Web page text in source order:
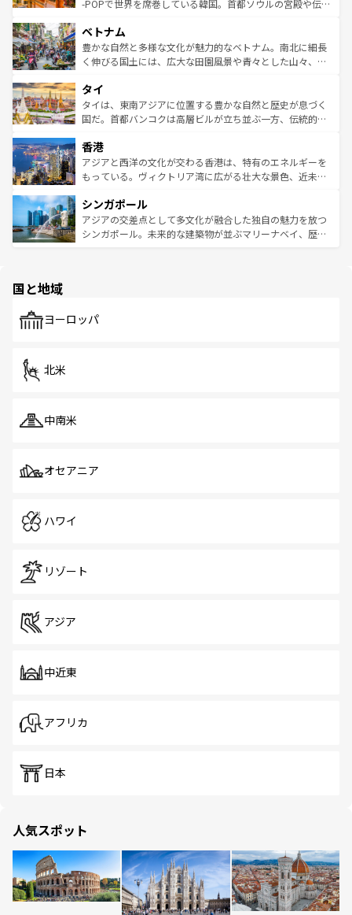
参照してほしい。
驚きをもたらしてくれる。また、奥深い台湾の食文化も魅
容にもいいと評判のスイーツなど、バラエティ豊かな料理
が味わえる。 なお、新着の台湾情報は コンテンツ一覧を参
照してほしい。
-POPで世界を席巻している韓国。首都ソウルの宮殿や伝統
き、地方に足を延ばせば四季折々の自然美を楽しむことが
できる。そして、キムチや焼肉、絶品のストリートフード
まで、さまざまな韓国料理が待っている。夜には、韓国な
リティに包まれながら、韓国の多彩な魅力を心ゆくまで味
わってみてほしい。 なお、新着の韓国情報はコンテンツ一
覧を参照してほしい。
ベトナム
豊かな自然と多様な文化が魅力的なベトナム。南北に細長
く伸びる国土には、広大な田園風景や青々とした山々、世
急速な発展と共に伝統が息づく。ハノイの古い町並みやホ
ーチミン市のフランス統治時代の建物も、独特の雰囲気を
醸し出している。また、バラエティの豊かさとおいしさで
とつ。フォーやバインミー、ベトナムコーヒーなどは、ぜ
ひ現地で味わいたい。どの地域を訪れてもあたたかい人々
が旅行者を迎えてくれるので、きっと忘れられない旅にな
参照してほしい。
タイ
タイは、東南アジアに位置する豊かな自然と歴史が息づく
国だ。首都バンコクは高層ビルが立ち並ぶ一方、伝統的な
の活気が交差している。北部ではチェンマイなどの山岳地
帯で自然と触れ合い、南部ではプーケットやクラビの美し
いビーチでリゾート気分を楽しむことができる。タイ料理
激する。気候は一年中温暖で、どの季節にも異なる楽しみ
が待っている。親しみやすいタイの人々、仏教を中心とし
た文化、そして多様な観光資源が、訪れる旅人を魅了し続
香港
アジアと西洋の文化が交わる香港は、特有のエネルギーを
もっている。ヴィクトリア湾に広がる壮大な景色、近未来
み、どこを訪れても感動するはず。観光スポットが密集し
ており、効率よく見どころを回れるのも魅力。息をのむよ
うな絶景から文化的な体験まで、香港を存分に楽しみ尽く
シンガポール
アジアの交差点として多文化が融合した独自の魅力を放つ
シンガポール。未来的な建築物が並ぶマリーナベイ、歴史
で、ホーカーズは地元の風情を楽しめる外せないスポット
国と地域
ヨーロッパ
北米
中南米
オセアニア
ハワイ
リゾート
アジア
中近東
アフリカ
日本
人気スポット